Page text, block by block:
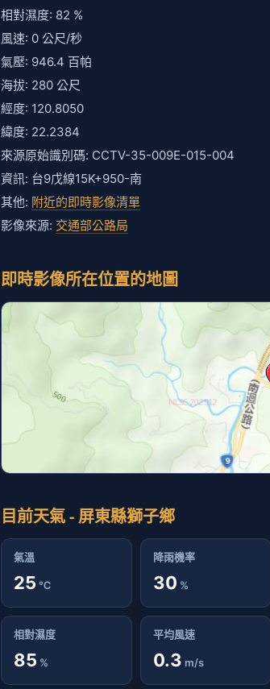
相對濕度: 82 %
風速: 0 公尺/秒
氣壓: 946.4 百帕
海拔: 280 公尺
經度: 120.8050
緯度: 22.2384
來源原始識別碼: CCTV-35-009E-015-004
資訊: 台9戊線15K+950-南
其他: 附近的即時影像清單
影像來源: 交通部公路局
即時影像所在位置的地圖
目前天氣 - 屏東縣獅子鄉
氣溫
25 ℃
降雨機率
30 %
相對濕度
85 %
平均風速
0.3 m/s